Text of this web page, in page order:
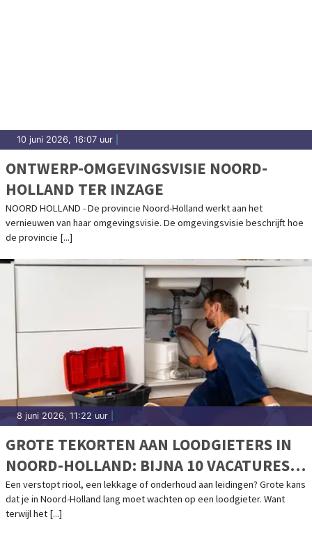
10 juni 2026, 16:07 uur
ONTWERP-OMGEVINGSVISIE NOORD-
HOLLAND TER INZAGE
NOORD HOLLAND - De provincie Noord-Holland werkt aan het
vernieuwen van haar omgevingsvisie. De omgevingsvisie beschrijft hoe
de provincie [...]
8 juni 2026, 11:22 uur
GROTE TEKORTEN AAN LOODGIETERS IN
NOORD-HOLLAND: BIJNA 10 VACATURES
PER WERKZOEKENDE
Een verstopt riool, een lekkage of onderhoud aan leidingen? Grote kans
dat je in Noord-Holland lang moet wachten op een loodgieter. Want
terwijl het [...]